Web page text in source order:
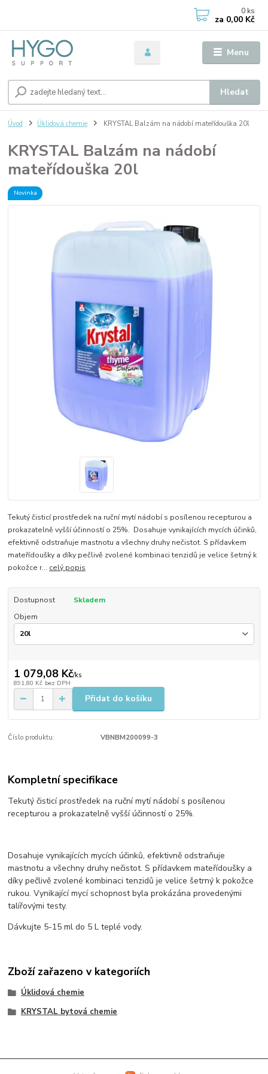
Menu
Hledat
0 ks
za 0,00 Kč
Úvod Úklidová chemie KRYSTAL Balzám na nádobí mateřídouška 20l
KRYSTAL Balzám na nádobí
mateřídouška 20l
Novinka
Tekutý čisticí prostředek na ruční mytí nádobí s posílenou recepturou a
prokazatelně vyšší účinností o 25%. ​Dosahuje vynikajících mycích účinků,
efektivně odstraňuje mastnotu a všechny druhy nečistot. S přídavkem
mateřídoušky a díky pečlivě zvolené kombinaci tenzidů je velice šetrný k
pokožce r... celý popis
Dostupnost
Skladem
Objem
1 079,08 Kč/ks
891,80 Kč bez DPH
Přidat do košíku
Číslo produktu: VBNBM200099-3
Kompletní specifikace
Tekutý čisticí prostředek na ruční mytí nádobí s posílenou
recepturou a prokazatelně vyšší účinností o 25%.
​Dosahuje vynikajících mycích účinků, efektivně odstraňuje
mastnotu a všechny druhy nečistot. S přídavkem mateřídoušky a
díky pečlivě zvolené kombinaci tenzidů je velice šetrný k pokožce
rukou. Vynikající mycí schopnost byla prokázána provedenými
talířovými testy.
Dávkujte 5-15 ml do 5 L teplé vody.​
Zboží zařazeno v kategoriích
Úklidová chemie
KRYSTAL bytová chemie